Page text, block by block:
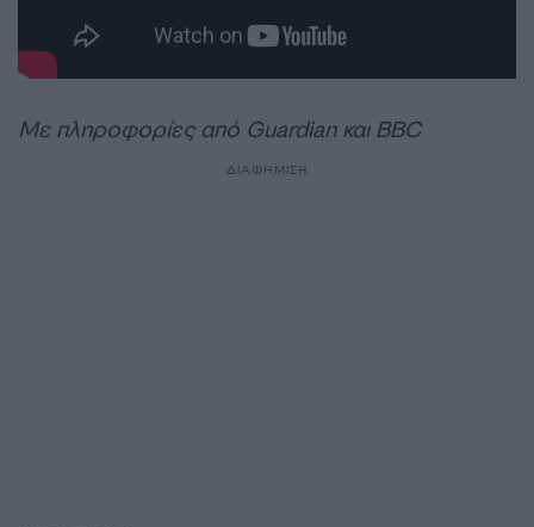
Με πληροφορίες από Guardian και BBC
ΔΙΑΦΗΜΙΣΗ